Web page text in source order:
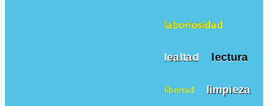
laboriosidad
lealtad lectura
libertad limpieza